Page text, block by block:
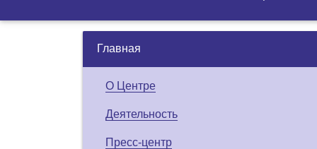
Главная
О Центре
Деятельность
Пресс-центр